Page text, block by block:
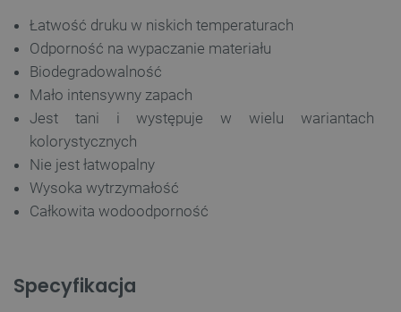
Łatwość druku w niskich temperaturach
Odporność na wypaczanie materiału
Biodegradowalność
Mało intensywny zapach
Jest tani i występuje w wielu wariantach
kolorystycznych
Nie jest łatwopalny
Wysoka wytrzymałość
Całkowita wodoodporność
Specyfikacja